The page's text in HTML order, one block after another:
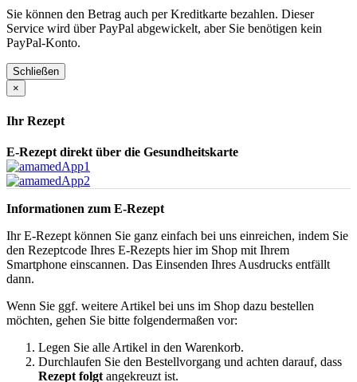
Sie können den Betrag auch per Kreditkarte bezahlen. Dieser
Service wird über PayPal abgewickelt, aber Sie benötigen kein
PayPal-Konto.
Schließen
×
Ihr Rezept
E-Rezept direkt über die Gesundheitskarte
Informationen zum E-Rezept
Ihr E-Rezept können Sie ganz einfach bei uns einreichen, indem Sie
den Rezeptcode Ihres E-Rezepts hier im Shop mit Ihrem
Smartphone einscannen. Das Einsenden Ihres Ausdrucks entfällt
dann.
Wenn Sie ggf. weitere Artikel bei uns im Shop dazu bestellen
möchten, gehen Sie bitte folgendermaßen vor:
Legen Sie alle Artikel in den Warenkorb.
Durchlaufen Sie den Bestellvorgang und achten darauf, dass
Rezept folgt angekreuzt ist.